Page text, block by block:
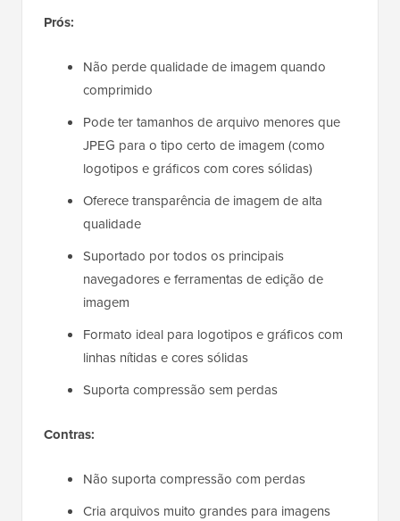
Prós:
Não perde qualidade de imagem quando
comprimido
Pode ter tamanhos de arquivo menores que
JPEG para o tipo certo de imagem (como
logotipos e gráficos com cores sólidas)
Oferece transparência de imagem de alta
qualidade
Suportado por todos os principais
navegadores e ferramentas de edição de
imagem
Formato ideal para logotipos e gráficos com
linhas nítidas e cores sólidas
Suporta compressão sem perdas
Contras:
Não suporta compressão com perdas
Cria arquivos muito grandes para imagens